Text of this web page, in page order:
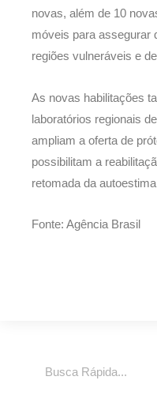
novas, além de 10
móveis para assegurar
regiões vulneráveis e
As novas habilitações
laboratórios regionais
ampliam a oferta de
possibilitam a
retomada da
Fonte: Agência Brasil